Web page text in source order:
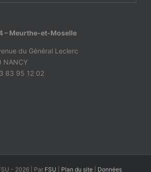
– Meurthe-et-Moselle
du Général Leclerc
NANCY
83 95 12 02
- 2026 | Par FSU Plan du site Données